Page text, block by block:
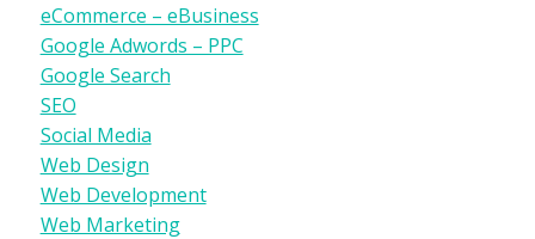
eCommerce – eBusiness
Google Adwords – PPC
Google Search
SEO
Social Media
Web Design
Web Development
Web Marketing